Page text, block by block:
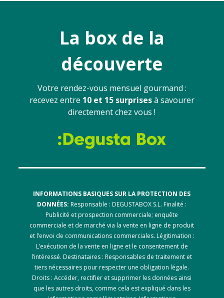
La box de la
découverte
Votre rendez-vous mensuel gourmand :
recevez entre 10 et 15 surprisesà savourer
directement chez vous !
INFORMATIONS BASIQUES SUR LA PROTECTION DES
DONNÉES: Responsable : DEGUSTABOX S.L. Finalité :
Publicité et prospection commerciale; enquête
commerciale et de marché via la vente en ligne de produit
et l’envoi de communications commerciales. Légitimation :
L’exécution de la vente en ligne et le consentement de
l’intéressé. Destinataires : Responsables de traitement et
tiers nécessaires pour respecter une obligation légale.
Droits : Accéder, rectifier et supprimer les données ainsi
que les autres droits, comme cela est expliqué dans les